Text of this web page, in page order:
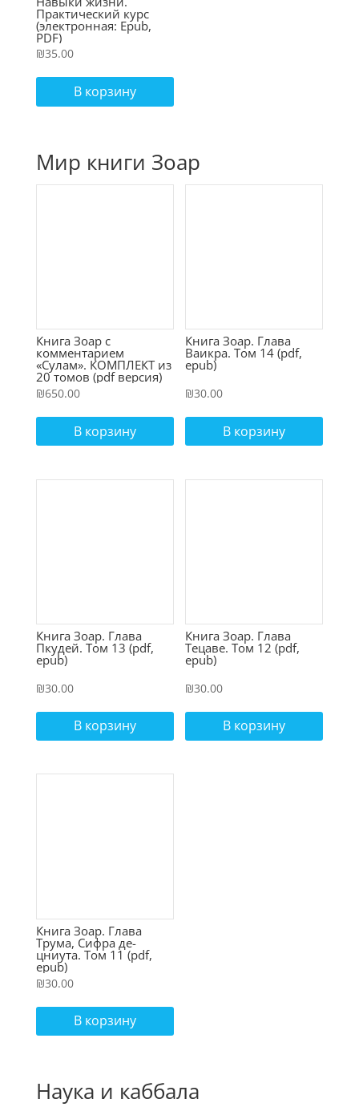
Практический курс
(электронная: Epub,
PDF)
₪35.00
В корзину
Мир книги Зоар
Книга Зоар с
комментарием
«Сулам». КОМПЛЕКТ из
20 томов (pdf версия)
₪650.00
В корзину
Книга Зоар. Глава
Ваикра. Том 14 (pdf,
epub)
₪30.00
В корзину
Книга Зоар. Глава
Пкудей. Том 13 (pdf,
epub)
₪30.00
В корзину
Книга Зоар. Глава
Тецаве. Том 12 (pdf,
epub)
₪30.00
В корзину
Книга Зоар. Глава
Трума, Сифра де-
цниута. Том 11 (pdf,
epub)
₪30.00
В корзину
Наука и каббала